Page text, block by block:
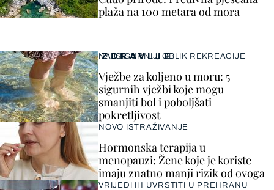
ZDRAVLJE
NAJSIGURNIJI OBLIK REKREACIJE
Vježbe za koljeno u moru: 5
sigurnih vježbi koje mogu
smanjiti bol i poboljšati
pokretljivost
NOVO ISTRAŽIVANJE
Hormonska terapija u
menopauzi: Žene koje je koriste
imaju znatno manji rizik od ovoga
VRIJEDI IH UVRSTITI U PREHRANU
plaža na 100 metara od mora